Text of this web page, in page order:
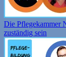
Die Pflegekammer
zuständig sein